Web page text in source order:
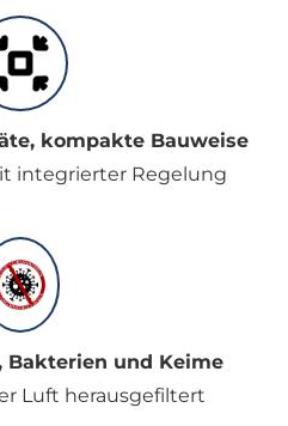
kompakte Bauweise
integrierter Regelung
Bakterien und Keime
Luft herausgefiltert